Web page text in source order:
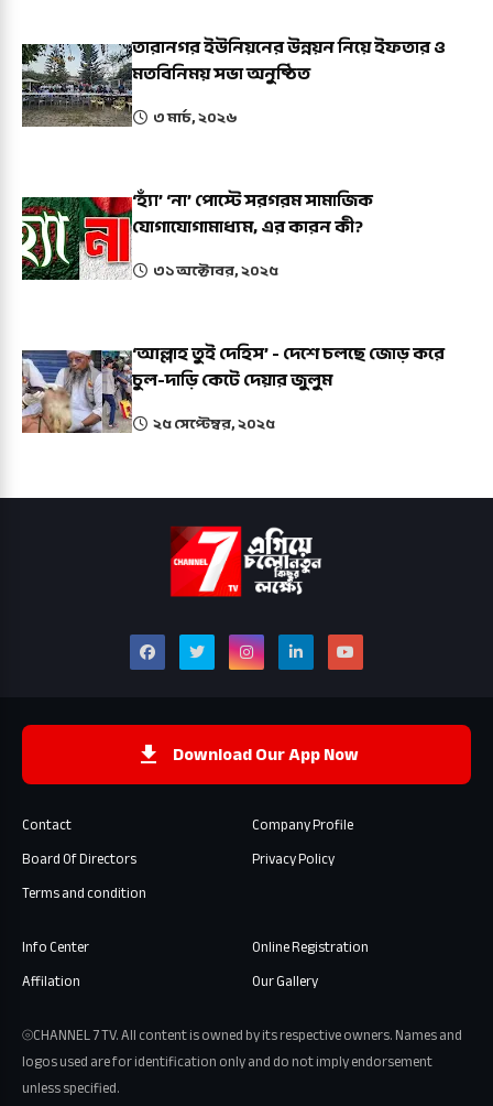
তারানগর ইউনিয়নের উন্নয়ন নিয়ে ইফতার ও
মতবিনিময় সভা অনুষ্ঠিত
৩ মার্চ, ২০২৬
‘হ্যাঁ’ ‘না’ পোস্টে সরগরম সামাজিক
যোগাযোগামাধ্যম, এর কারন কী?
৩১ অক্টোবর, ২০২৫
‘আল্লাহ তুই দেহিস’ - দেশে চলছে জোড় করে
চুল-দাড়ি কেটে দেয়ার জুলুম
২৫ সেপ্টেম্বর, ২০২৫
Download Our App Now
Contact
Company Profile
Board Of Directors
Privacy Policy
Terms and condition
Info Center
Online Registration
Affilation
Our Gallery
⦾CHANNEL 7 TV. All content is owned by its respective owners. Names and
logos used are for identification only and do not imply endorsement
unless specified.